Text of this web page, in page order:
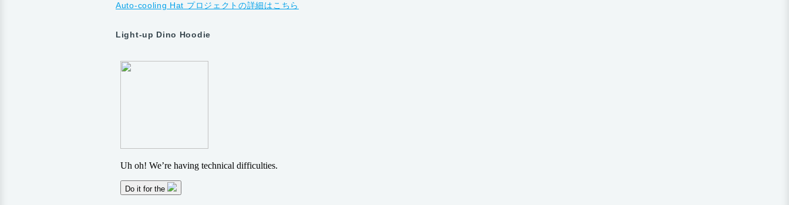
Auto-cooling Hat プロジェクトの詳細はこちら
Light-up Dino Hoodie